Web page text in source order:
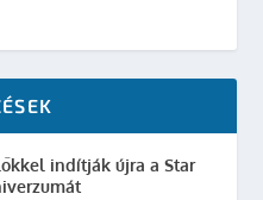
indítják újra a Star